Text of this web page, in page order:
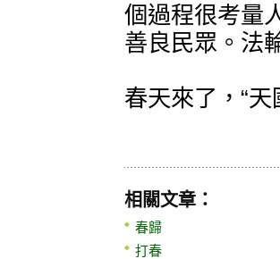
個過程很考量
善良民眾。法
春天來了，“
相關文章：
春歸
打春